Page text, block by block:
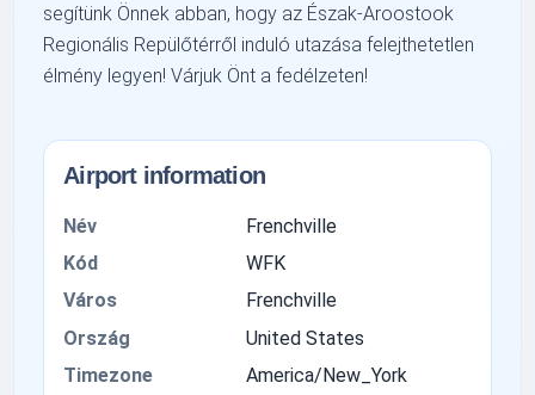
segítünk Önnek abban, hogy az Észak-Aroostook
Regionális Repülőtérről induló utazása felejthetetlen
élmény legyen! Várjuk Önt a fedélzeten!
Airport information
Név
Frenchville
Kód
WFK
Város
Frenchville
Ország
United States
Timezone
America/New_York